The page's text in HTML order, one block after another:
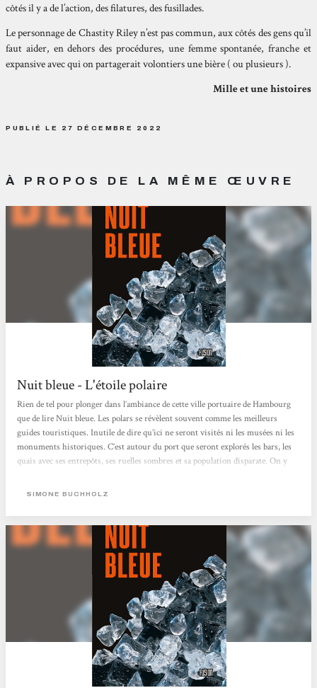
côtés il y a de l’action, des filatures, des fusillades.
Le personnage de Chastity Riley n’est pas commun, aux côtés des gens qu’il
faut aider, en dehors des procédures, une femme spontanée, franche et
expansive avec qui on partagerait volontiers une bière ( ou plusieurs ).
Mille et une histoires
PUBLIÉ LE 27 DÉCEMBRE 2022
À PROPOS DE LA MÊME ŒUVRE
Nuit bleue - L'étoile polaire
Rien de tel pour plonger dans l’ambiance de cette ville portuaire de Hambourg
que de lire Nuit bleue. Les polars se révèlent souvent comme les meilleurs
guides touristiques. Inutile de dire qu’ici ne seront visités ni les musées ni les
monuments historiques. C’est autour du port que seront explorés les bars, les
quais avec ses entrepôts, ses ruelles sombres et sa population disparate. On y
d’Italie, naturalisés ou non, plus quelques allemands de souche. Un peu plus
SIMONE BUCHHOLZ